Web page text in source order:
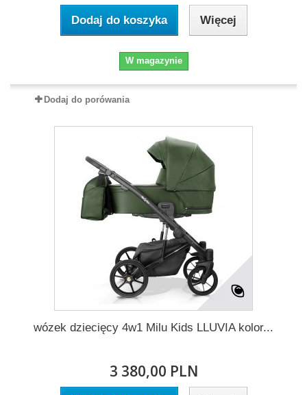
Dodaj do koszyka Więcej
W magazynie
Dodaj do porówania
wózek dziecięcy 4w1 Milu Kids LLUVIA kolor...
3 380,00 PLN